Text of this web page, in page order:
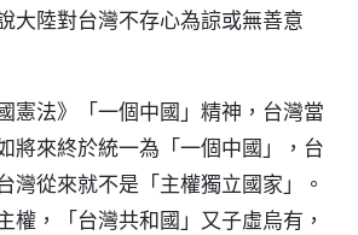
大陸對台灣不存心為諒或無善意
憲法》「一個中國」精神，台灣當
將來終於統一為「一個中國」，台
灣從來就不是「主權獨立國家」。
權，「台灣共和國」又子虛烏有，